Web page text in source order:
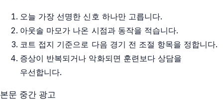
오늘 가장 선명한 신호 하나만 고릅니다.
아웃솔 마모가 나온 시점과 동작을 적습니다.
코트 접지 기준으로 다음 경기 전 조절 항목을 정합니다.
증상이 반복되거나 악화되면 훈련보다 상담을
우선합니다.
본문 중간 광고